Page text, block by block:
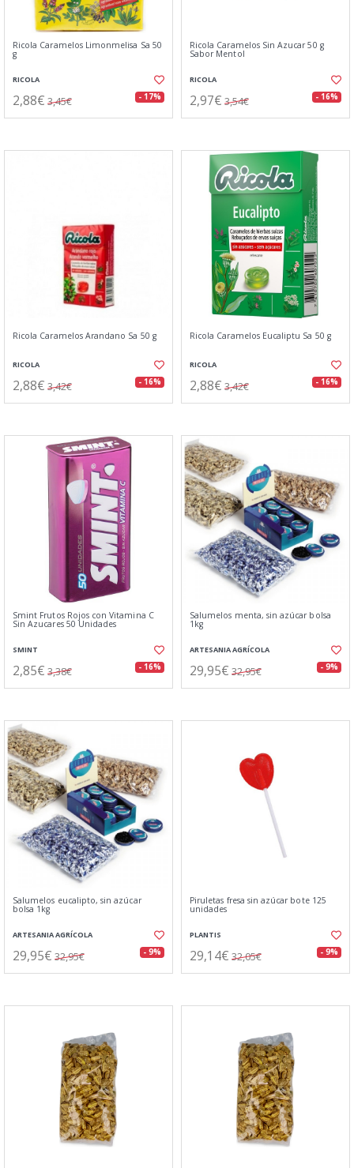
Ricola Caramelos Limonmelisa Sa 50
g
RICOLA
2,88€ 3,45€ - 17%
Ricola Caramelos Sin Azucar 50 g
Sabor Mentol
RICOLA
2,97€ 3,54€ - 16%
Ricola Caramelos Arandano Sa 50 g
RICOLA
2,88€ 3,42€ - 16%
Ricola Caramelos Eucaliptu Sa 50 g
RICOLA
2,88€ 3,42€ - 16%
Smint Frutos Rojos con Vitamina C
Sin Azucares 50 Unidades
SMINT
2,85€ 3,38€ - 16%
Salumelos menta, sin azúcar bolsa
1kg
ARTESANIA AGRÍCOLA
29,95€ 32,95€ - 9%
Salumelos eucalipto, sin azúcar
bolsa 1kg
ARTESANIA AGRÍCOLA
29,95€ 32,95€ - 9%
Piruletas fresa sin azúcar bote 125
unidades
PLANTIS
29,14€ 32,05€ - 9%